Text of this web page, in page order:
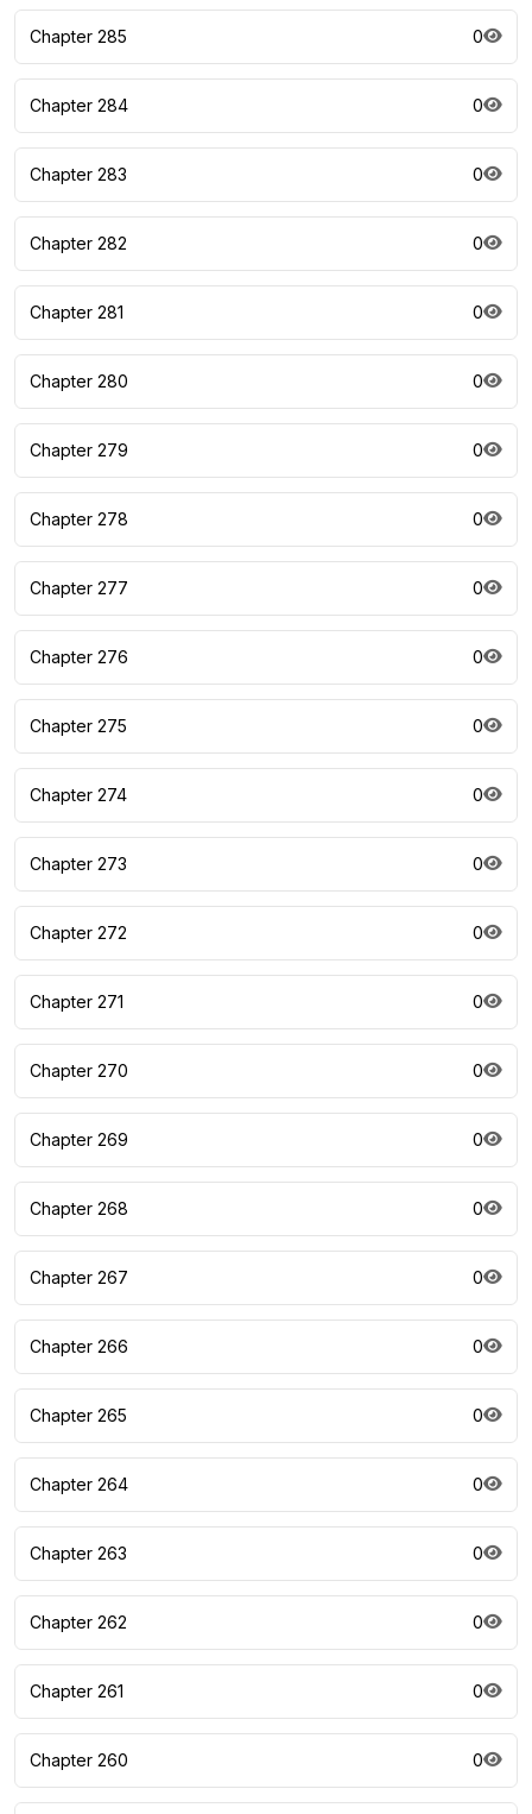
Chapter 285 0
Chapter 284 0
Chapter 283 0
Chapter 282 0
Chapter 281 0
Chapter 280 0
Chapter 279 0
Chapter 278 0
Chapter 277 0
Chapter 276 0
Chapter 275 0
Chapter 274 0
Chapter 273 0
Chapter 272 0
Chapter 271 0
Chapter 270 0
Chapter 269 0
Chapter 268 0
Chapter 267 0
Chapter 266 0
Chapter 265 0
Chapter 264 0
Chapter 263 0
Chapter 262 0
Chapter 261 0
Chapter 260 0